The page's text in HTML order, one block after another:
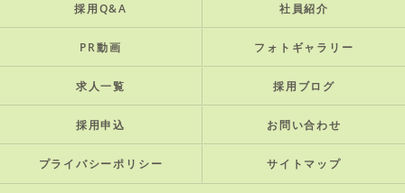
採用Q&A 社員紹介
PR動画 フォトギャラリー
求人一覧 採用ブログ
採用申込 お問い合わせ
プライバシーポリシー サイトマップ